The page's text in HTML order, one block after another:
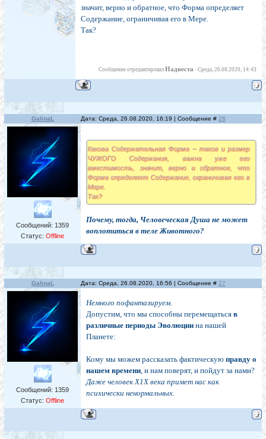
значит, верно и обратное, что Форма определяет
Содержание, ограничивая его в Мере.
Так?
Сообщение отредактировал Надвеста - Среда, 26.08.2020, 14:43
GalinaL Дата: Среда, 26.08.2020, 16:19 | Сообщение # 26
Сообщений: 1359
Статус: Offline
Какова Содержательная Форма – таков и размер
ЧУЖОГО Содержания, важна уже его
вместимость, значит, верно и обратное, что
Форма определяет Содержание, ограничивая его в
Мере.
Так?
Почему, тогда, Человеческая Душа не может
воплотиться в теле Животного?
GalinaL Дата: Среда, 26.08.2020, 16:56 | Сообщение # 27
Сообщений: 1359
Статус: Offline
Немного пофантазируем.
Допустим, что мы способны перемещаться в
различные периоды Эволюции на нашей
Планете:
Кому мы можем рассказать фактическую правду о
нашем времени, и нам поверят, и пойдут за нами?
Даже человек Х1Х века примет нас как
психически ненормальных.